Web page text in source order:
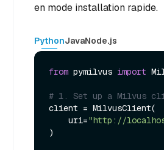
en mode installation rapide.
PythonJavaNode.js
from pymilvus import
# 1. Set up a Milvus
client = MilvusClient(
    uri=
"http://
)